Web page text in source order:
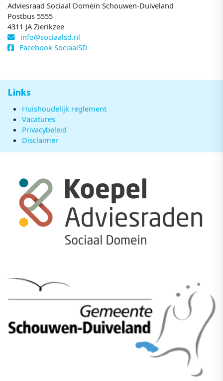
Adviesraad Sociaal Domein Schouwen-Duiveland
Postbus 5555
4311 JA Zierikzee
info@sociaalsd.nl
Facebook SociaalSD
Links
Huishoudelijk reglement
Vacatures
Privacybeleid
Disclaimer